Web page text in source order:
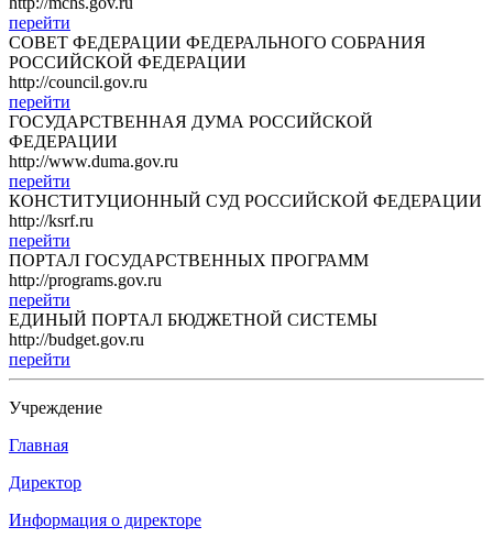
перейти
СОВЕТ ФЕДЕРАЦИИ ФЕДЕРАЛЬНОГО СОБРАНИЯ
РОССИЙСКОЙ ФЕДЕРАЦИИ
http://council.gov.ru
перейти
ГОСУДАРСТВЕННАЯ ДУМА РОССИЙСКОЙ
ФЕДЕРАЦИИ
http://www.duma.gov.ru
перейти
КОНСТИТУЦИОННЫЙ СУД РОССИЙСКОЙ ФЕДЕРАЦИИ
http://ksrf.ru
перейти
ПОРТАЛ ГОСУДАРСТВЕННЫХ ПРОГРАММ
http://programs.gov.ru
перейти
ЕДИНЫЙ ПОРТАЛ БЮДЖЕТНОЙ СИСТЕМЫ
http://budget.gov.ru
перейти
Учреждение
Главная
Директор
Информация о директоре